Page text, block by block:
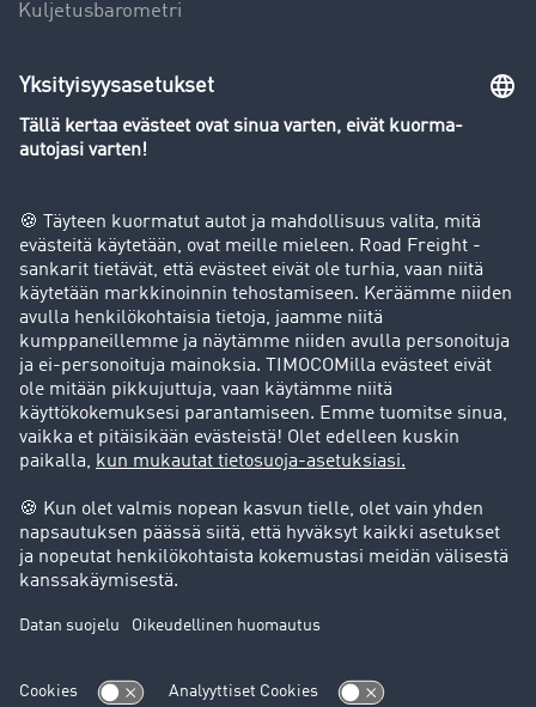
Kuljetusbarometri
Yleiskatsaus rahtipörssiin
Success stories
Asiakassuosittelut
Goodies
Tukipalvelu
Tukipalvelu
Oikeudelliset asiat
Julkaisutiedot
Yleiset käyttöehdot